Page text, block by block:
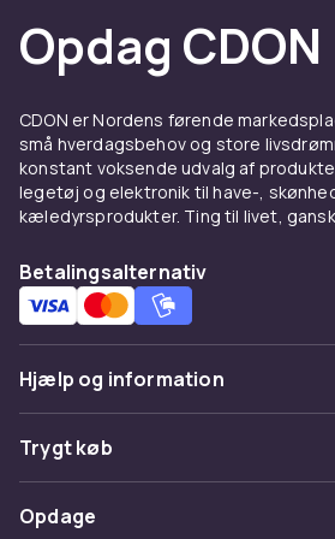
Opdag CDON
CDON er Nordens førende
små hverdagsbehov og store
konstant voksende udvalg af
legetøj og elektronik til have-,
kæledyrsprodukter. Ting til livet,
Betalingsalternativ
Hjælp og information
Ofte stillede spørgsmål
Spor pakke
Trygt køb
Betaling
Opdage